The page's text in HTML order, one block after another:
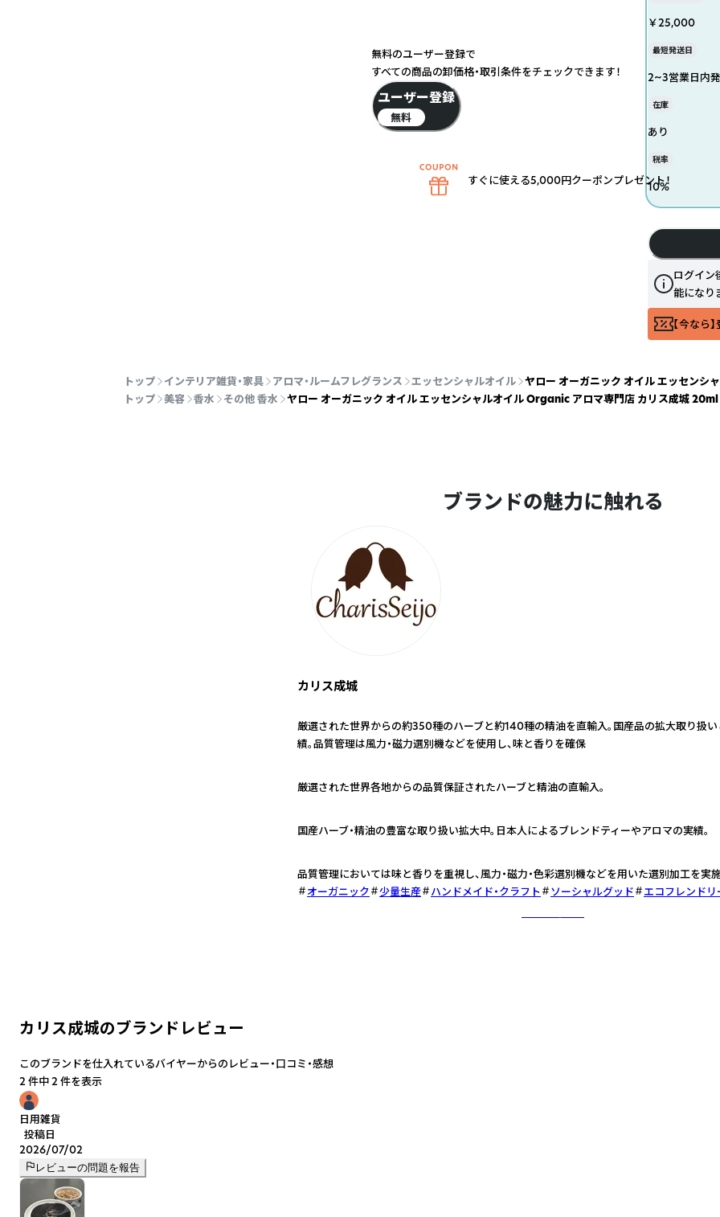
￥25,000
最短発送日
2~3営業日内
在庫
あり
税率
10%
ログイン
能になり
【今なら
トップ インテリア雑貨・家具 アロマ・ルームフレグランス エッセンシャルオイル
ヤロー オーガニック オイル エッセン
トップ
美容 香水 その他 香水 ヤロー オーガニック オイル エッセンシャルオイル Organic アロマ専門店 カリス成城 20ml
ブランドの魅力に触れる
カリス成城
厳選された世界からの約350種のハーブと約140種の精油を直輸入。国産品の拡大取り扱
績。品質管理は風力・磁力選別機などを使用し、味と香りを確保
厳選された世界各地からの品質保証されたハーブと精油の直輸入。
国産ハーブ・精油の豊富な取り扱い拡大中。日本人によるブレンドティーやアロマの実績。
品質管理においては味と香りを重視し、風力・磁力・色彩選別機などを用いた選別加工を実施
オーガニック
少量生産 ハンドメイド・クラフト ソーシャルグッド
エコフレンドリ
カリス成城のブランドレビュー
このブランドを仕入れているバイヤーからのレビュー・口コミ・感想
2 件中 2 件を表示
日用雑貨
投稿日
2026/07/02
レビューの問題を報告
無料のユーザー登録で
すべての商品の卸価格・取引条件をチェックできます！
ユーザー登録
無料
すぐに使える5,000円クーポンプレゼント！